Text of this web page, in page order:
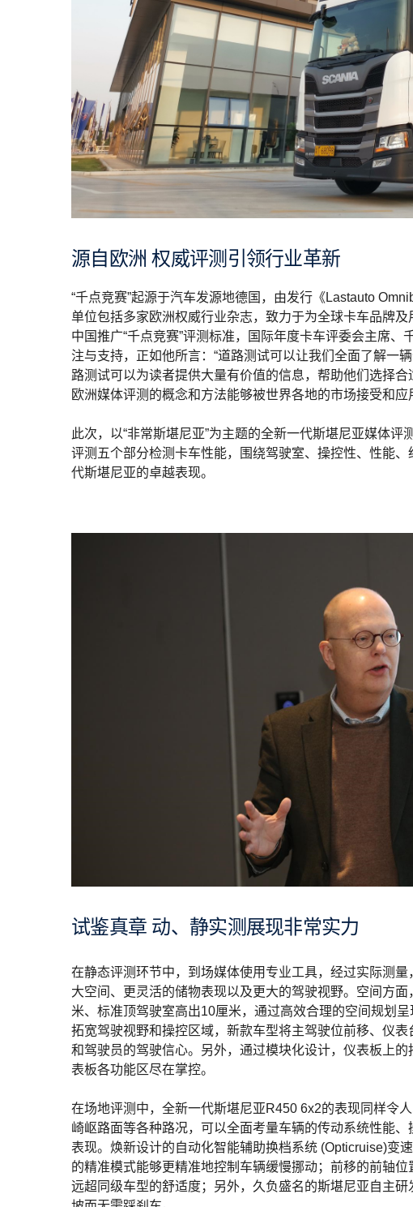
源自欧洲 权威评测引领行业革新
“千点竞赛”起源于汽车发源地德国，由发行《Lastauto
单位包括多家欧洲权威行业杂志，致力于为全球卡车品牌
中国推广“千点竞赛”评测标准，国际年度卡车评委会主席
注与支持，正如他所言：“道路测试可以让我们全面了解一
路测试可以为读者提供大量有价值的信息，帮助他们选择
欧洲媒体评测的概念和方法能够被世界各地的市场接受和应
此次，以“非常斯堪尼亚”为主题的全新一代斯堪尼亚媒体
评测五个部分检测卡车性能，围绕驾驶室、操控性、性能
代斯堪尼亚的卓越表现。
试鉴真章 动、静实测展现非常实力
在静态评测环节中，到场媒体使用专业工具，经过实际测
大空间、更灵活的储物表现以及更大的驾驶视野。空间方
米、标准顶驾驶室高出10厘米，通过高效合理的空间规划
拓宽驾驶视野和操控区域，新款车型将主驾驶位前移、仪
和驾驶员的驾驶信心。另外，通过模块化设计，仪表板上
表板各功能区尽在掌控。
在场地评测中，全新一代斯堪尼亚R450 6x2的表现同样令
崎岖路面等各种路况，可以全面考量车辆的传动系统性能
表现。焕新设计的自动化智能辅助换档系统 (Opticruise)变
的精准模式能够更精准地控制车辆缓慢挪动；前移的前轴
远超同级车型的舒适度；另外，久负盛名的斯堪尼亚自主